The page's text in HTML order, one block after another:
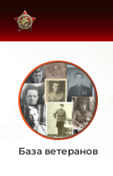
База ветеранов